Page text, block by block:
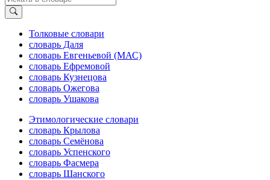
Толковые словари
словарь Даля
словарь Евгеньевой (МАС)
словарь Ефремовой
словарь Кузнецова
словарь Ожегова
словарь Ушакова
Этимологические словари
словарь Крылова
словарь Семёнова
словарь Успенского
словарь Фасмера
словарь Шанского